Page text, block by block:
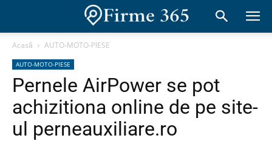
Acasă AUTO-MOTO-PIESE
AUTO-MOTO-PIESE
Pernele AirPower se pot
achizitiona online de pe site-
ul perneauxiliare.ro